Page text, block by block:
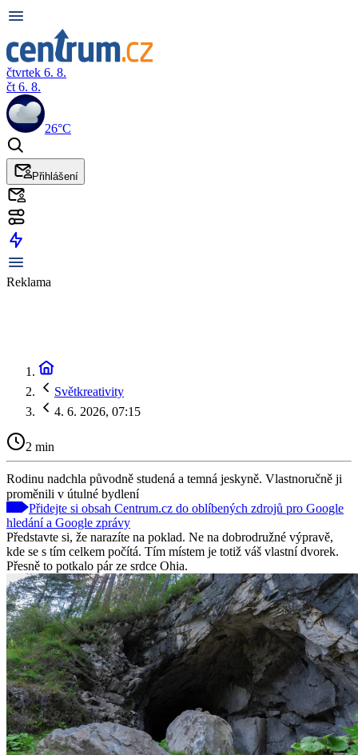
čtvrtek 6. 8.
čt 6. 8.
26°C
Přihlášení
Reklama
Světkreativity
4. 6. 2026, 07:15
2 min
Rodinu nadchla původně studená a temná jeskyně. Vlastnoručně ji
proměnili v útulné bydlení
Přidejte si obsah Centrum.cz do oblíbených zdrojů pro Google
hledání a Google zprávy
Představte si, že narazíte na poklad. Ne na dobrodružné výpravě,
kde se s tím celkem počítá. Tím místem je totiž váš vlastní dvorek.
Přesně to potkalo pár ze srdce Ohia.